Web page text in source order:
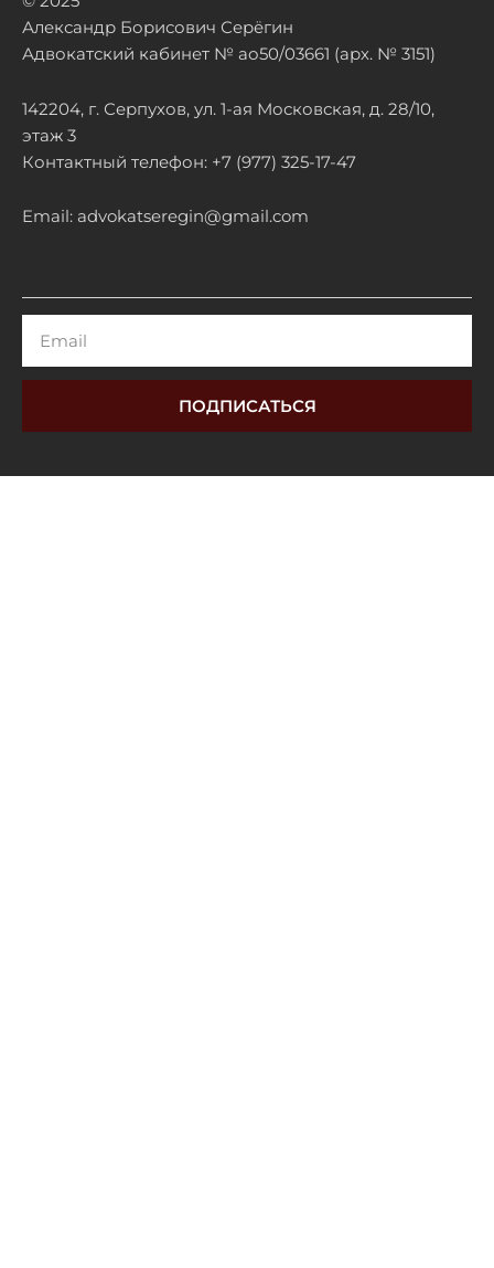
Александр Борисович Серёгин
Адвокатский кабинет № ао50/03661 (арх. № 3151)
142204, г. Серпухов, ул. 1-ая Московская, д. 28/10,
этаж 3
Контактный телефон: +7 (977) 325-17-47
Email: advokatseregin@gmail.com
ПОДПИСАТЬСЯ